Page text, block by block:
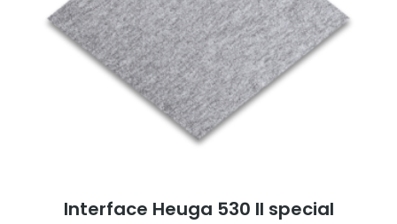
Interface Heuga 530 II special